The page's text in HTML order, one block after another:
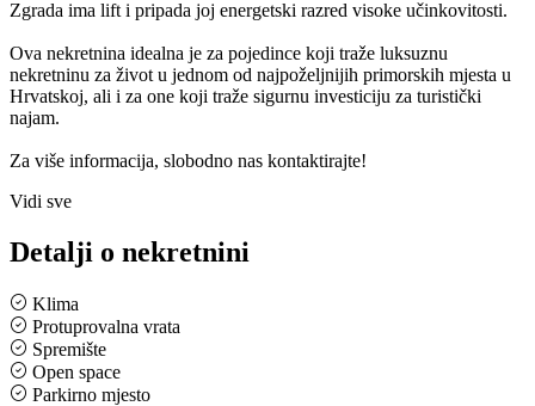
Zgrada ima lift i pripada joj energetski razred visoke učinkovitosti.
Ova nekretnina idealna je za pojedince koji traže luksuznu
nekretninu za život u jednom od najpoželjnijih primorskih mjesta u
Hrvatskoj, ali i za one koji traže sigurnu investiciju za turistički
najam.
Za više informacija, slobodno nas kontaktirajte!
Vidi sve
Detalji o nekretnini
Klima
Protuprovalna vrata
Spremište
Open space
Parkirno mjesto